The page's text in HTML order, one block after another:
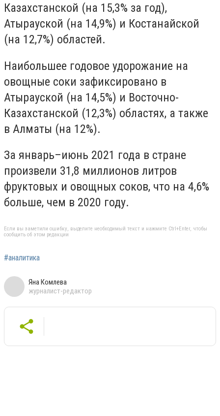
Казахстанской (на 15,3% за год),
Атырауской (на 14,9%) и Костанайской
(на 12,7%) областей.
Наибольшее годовое удорожание на
овощные соки зафиксировано в
Атырауской (на 14,5%) и Восточно-
Казахстанской (12,3%) областях, а также
в Алматы (на 12%).
За январь–июнь 2021 года в стране
произвели 31,8 миллионов литров
фруктовых и овощных соков, что на 4,6%
больше, чем в 2020 году.
Если вы заметили ошибку, выделите необходимый текст и нажмите Ctrl+Enter, чтобы
сообщить об этом редакции
#аналитика
Яна Комлева
журналист-редактор